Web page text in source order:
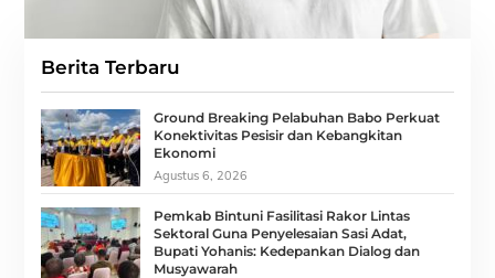
Berita Terbaru
Ground Breaking Pelabuhan Babo Perkuat
Konektivitas Pesisir dan Kebangkitan
Ekonomi
Agustus 6, 2026
Pemkab Bintuni Fasilitasi Rakor Lintas
Sektoral Guna Penyelesaian Sasi Adat,
Bupati Yohanis: Kedepankan Dialog dan
Musyawarah